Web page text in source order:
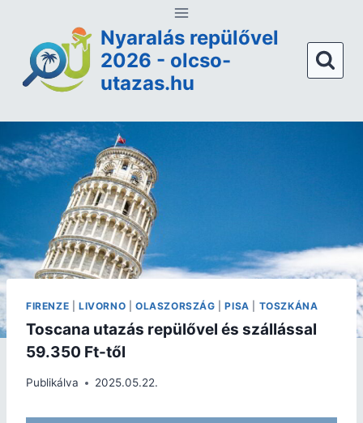
Nyaralás repülővel
2026 - olcso-
utazas.hu
FIRENZE |LIVORNO |OLASZORSZÁG |PISA TOSZKÁNA
Toscana utazás repülővel és szállással
59.350 Ft-től
Publikálva 2025.05.22.